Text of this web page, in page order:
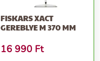
FISKARS XACT
GEREBLYE M 370 MM
16 990 Ft